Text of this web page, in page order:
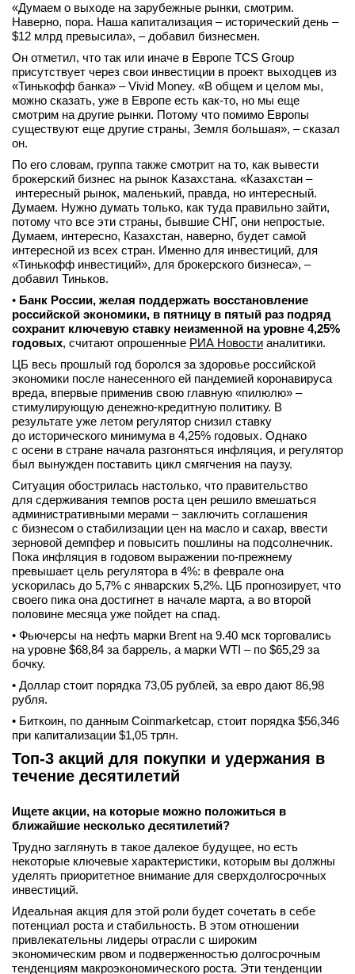
«Думаем о выходе на зарубежные рынки, смотрим.
Наверно, пора. Наша капитализация – исторический день –
$12 млрд превысила», – добавил бизнесмен.
Он отметил, что так или иначе в Европе TCS Group
присутствует через свои инвестиции в проект выходцев из
«Тинькофф банка» – Vivid Money. «В общем и целом мы,
можно сказать, уже в Европе есть как-то, но мы еще
смотрим на другие рынки. Потому что помимо Европы
существуют еще другие страны, Земля большая», – сказал
он.
По его словам, группа также смотрит на то, как вывести
брокерский бизнес на рынок Казахстана. «Казахстан –
интересный рынок, маленький, правда, но интересный.
Думаем. Нужно думать только, как туда правильно зайти,
потому что все эти страны, бывшие СНГ, они непростые.
Думаем, интересно, Казахстан, наверно, будет самой
интересной из всех стран. Именно для инвестиций, для
«Тинькофф инвестиций», для брокерского бизнеса», –
добавил Тиньков.
• Банк России, желая поддержать восстановление
российской экономики, в пятницу в пятый раз подряд
сохранит ключевую ставку неизменной на уровне 4,25%
годовых, считают опрошенные РИА Новости аналитики.
ЦБ весь прошлый год боролся за здоровье российской
экономики после нанесенного ей пандемией коронавируса
вреда, впервые применив свою главную «пилюлю» –
стимулирующую денежно-кредитную политику. В
результате уже летом регулятор снизил ставку
до исторического минимума в 4,25% годовых. Однако
с осени в стране начала разгоняться инфляция, и регулятор
был вынужден поставить цикл смягчения на паузу.
Ситуация обострилась настолько, что правительство
для сдерживания темпов роста цен решило вмешаться
административными мерами – заключить соглашения
с бизнесом о стабилизации цен на масло и сахар, ввести
зерновой демпфер и повысить пошлины на подсолнечник.
Пока инфляция в годовом выражении по-прежнему
превышает цель регулятора в 4%: в феврале она
ускорилась до 5,7% с январских 5,2%. ЦБ прогнозирует, что
своего пика она достигнет в начале марта, а во второй
половине месяца уже пойдет на спад.
• Фьючерсы на нефть марки Brent на 9.40 мск торговались
на уровне $68,84 за баррель, а марки WTI – по $65,29 за
бочку.
• Доллар стоит порядка 73,05 рублей, за евро дают 86,98
рубля.
• Биткоин, по данным Coinmarketcap, стоит порядка $56,346
при капитализации $1,05 трлн.
Топ-3 акций для покупки и удержания в
течение десятилетий
Ищете акции, на которые можно положиться в
ближайшие несколько десятилетий?
Трудно заглянуть в такое далекое будущее, но есть
некоторые ключевые характеристики, которым вы должны
уделять приоритетное внимание для сверхдолгосрочных
инвестиций.
Идеальная акция для этой роли будет сочетать в себе
потенциал роста и стабильность. В этом отношении
привлекательны лидеры отрасли с широким
экономическим рвом и подверженностью долгосрочным
тенденциям макроэкономического роста. Эти тенденции